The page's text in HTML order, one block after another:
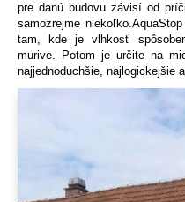
pre danú budovu závisí od
samozrejme
tam, kde je vlhkosť
murive. Potom je určite na
najjednoduchšie, najlogickejšie